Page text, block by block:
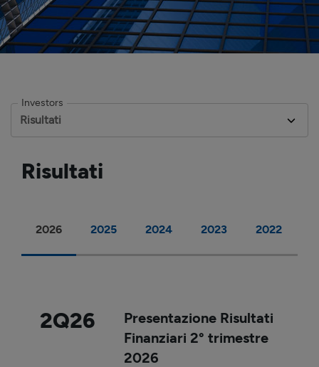
Investors
Risultati
2026 2025 2024 2023 2022
2Q26
Presentazione Risultati
Finanziari 2° trimestre
2026